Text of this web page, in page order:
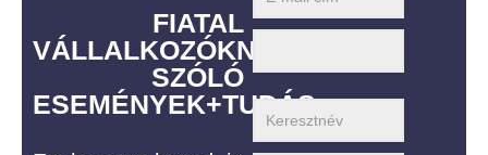
FIATAL
VÁLLALKOZÓKNAK
SZÓLÓ
ESEMÉNYEK+TUDÁS